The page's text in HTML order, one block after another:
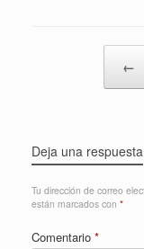
←
Deja una respuesta
Tu dirección de correo
están marcados con *
Comentario *